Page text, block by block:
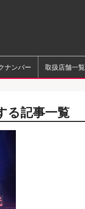
ナンバー 取扱店舗一覧
る記事一覧